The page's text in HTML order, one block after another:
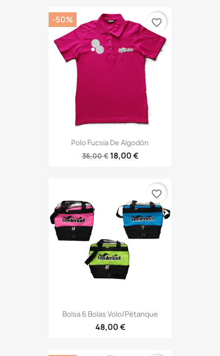
Polo Fucsia De Algodón
36,00 € 18,00 €
-50% favorite_border
Bolsa 6 Bolas Volo/pètanque
48,00 €
favorite_border